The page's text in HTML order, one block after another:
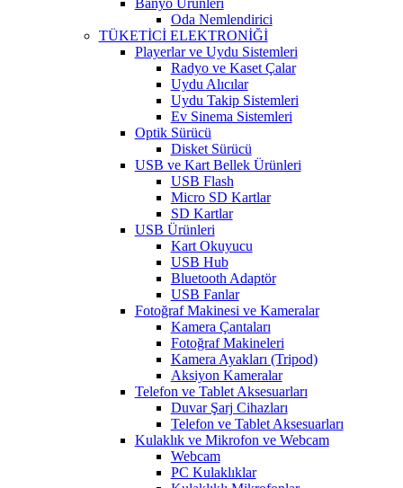
Banyo Ürünleri
Oda Nemlendirici
TÜKETİCİ ELEKTRONİĞİ
Playerlar ve Uydu Sistemleri
Radyo ve Kaset Çalar
Uydu Alıcılar
Uydu Takip Sistemleri
Ev Sinema Sistemleri
Optik Sürücü
Disket Sürücü
USB ve Kart Bellek Ürünleri
USB Flash
Micro SD Kartlar
SD Kartlar
USB Ürünleri
Kart Okuyucu
USB Hub
Bluetooth Adaptör
USB Fanlar
Fotoğraf Makinesi ve Kameralar
Kamera Çantaları
Fotoğraf Makineleri
Kamera Ayakları (Tripod)
Aksiyon Kameralar
Telefon ve Tablet Aksesuarları
Duvar Şarj Cihazları
Telefon ve Tablet Aksesuarları
Kulaklık ve Mikrofon ve Webcam
Webcam
PC Kulaklıklar